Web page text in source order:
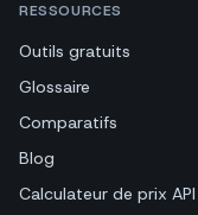
RESSOURCES
Outils gratuits
Glossaire
Comparatifs
Blog
Calculateur de prix API